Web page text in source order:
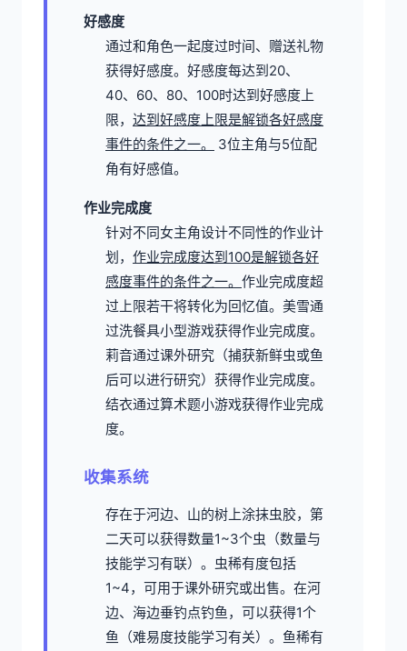
好感度
通过和角色一起度过时间、赠送礼物
获得好感度。 好感度每达到20、
40、60、80、100时达到好感度上
限， 达到好感度上限是解锁各好感度
事件的条件之一。
3位主角与5位配
角有好感值。
作业完成度
针对不同女主角设计不同性的作业计
划， 作业完成度达到100是解锁各好
感度事件的条件之一。 作业完成度超
过上限若干将转化为回忆值。 美雪通
过洗餐具小型游戏获得作业完成度。
莉音通过课外研究（捕获新鲜虫或鱼
后可以进行研究）获得作业完成度。
结衣通过算术题小游戏获得作业完成
度。
收集系统
存在于河边、山的树上涂抹虫胶，第
二天可以获得数量1~3个虫（数量与
技能学习有联）。虫稀有度包括
1~4，可用于课外研究或出售。 在河
边、海边垂钓点钓鱼，可以获得1个
鱼（难易度技能学习有关）。鱼稀有